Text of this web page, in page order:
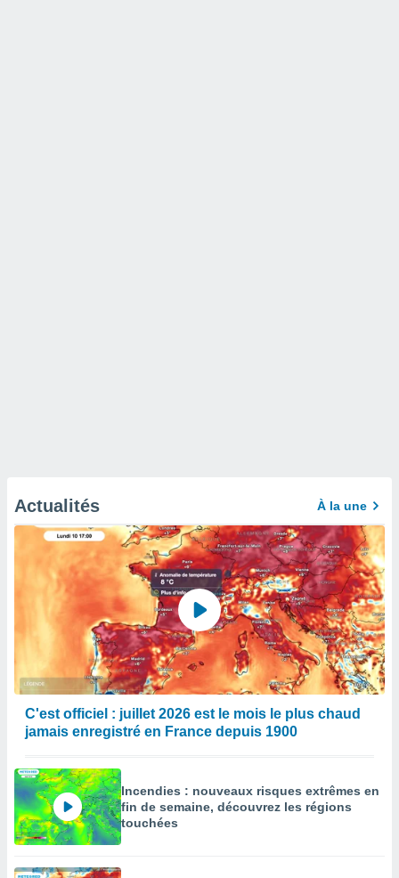
Actualités À la une
C'est officiel : juillet 2026 est le mois le plus chaud
jamais enregistré en France depuis 1900
Incendies : nouveaux risques extrêmes en
fin de semaine, découvrez les régions
touchées